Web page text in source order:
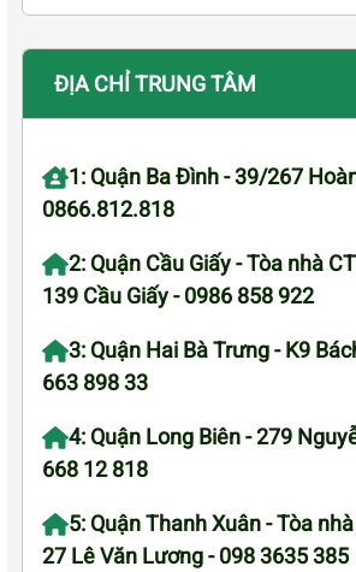
ĐỊA CHỈ TRUNG TÂM
1: Quận Ba Đình - 39/267
0866.812.818
2: Quận Cầu Giấy - Tòa nhà
139 Cầu Giấy - 0986 858 922
3: Quận Hai Bà Trưng - K9
663 898 33
4: Quận Long Biên - 279
668 12 818
5: Quận Thanh Xuân - Tòa
27 Lê Văn Lương - 098 3635 385